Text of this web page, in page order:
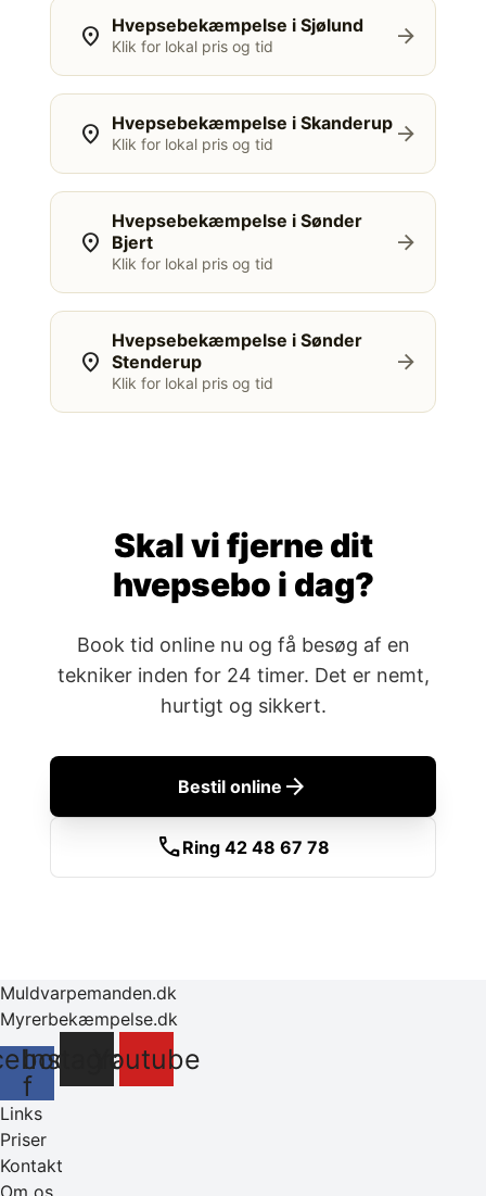
location_on Hvepsebekæmpelse i Sjølund
Klik for lokal pris og tid arrow_forward
location_on Hvepsebekæmpelse i Skanderup
Klik for lokal pris og tid arrow_forward
location_on
Hvepsebekæmpelse i Sønder
Bjert
Klik for lokal pris og tid
arrow_forward
location_on
Hvepsebekæmpelse i Sønder
Stenderup
Klik for lokal pris og tid
arrow_forward
Skal vi fjerne dit
hvepsebo i dag?
Book tid online nu og få besøg af en
tekniker inden for 24 timer. Det er nemt,
hurtigt og sikkert.
Bestil online arrow_forward
callRing 42 48 67 78
Muldvarpemanden.dk
Myrerbekæmpelse.dk
f
InstagramYoutube
Links
Priser
Kontakt
Om os